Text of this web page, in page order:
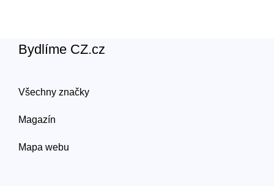
Bydlíme CZ.cz
Všechny značky
Magazín
Mapa webu